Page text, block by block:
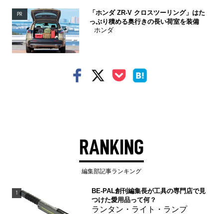
PR
「ホンダ ZR-V クロスツーリング」はた
っぷり積める奥行きの長い荷室を装備
ホンダ
RANKING
編集部記事ランキング
1
BE-PAL創刊編集長が工具の専門店で見
つけた愛用品って何？
ランタン・ライト・ランプ